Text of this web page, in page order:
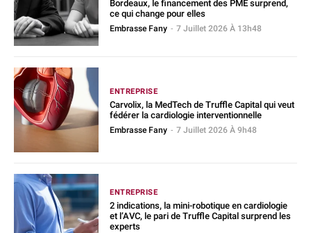
Bordeaux, le financement des PME surprend,
ce qui change pour elles
Embrasse Fany - 7 Juillet 2026 À 13h48
ENTREPRISE
Carvolix, la MedTech de Truffle Capital qui veut
fédérer la cardiologie interventionnelle
Embrasse Fany - 7 Juillet 2026 À 9h48
ENTREPRISE
2 indications, la mini-robotique en cardiologie
et l’AVC, le pari de Truffle Capital surprend les
experts